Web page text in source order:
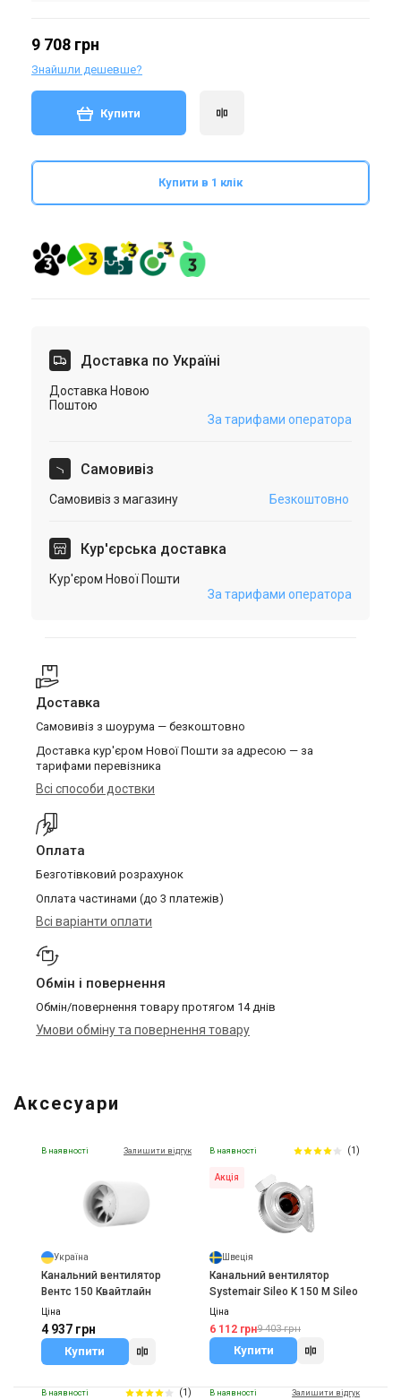
9 708 грн
Знайшли дешевше?
Купити
Купити в 1 клік
Доставка по Україні
Доставка Новою
Поштою
За тарифами оператора
Самовивіз
Самовивіз з магазину Безкоштовно
Кур'єрська доставка
Кур'єром Нової Пошти
За тарифами оператора
Доставка
Самовивіз з шоурума — безкоштовно
Доставка кур'єром Нової Пошти за адресою — за
тарифами перевізника
Всі способи доствки
Оплата
Безготівковий розрахунок
Оплата частинами (до 3 платежів)
Всі варіанти оплати
Обмін і повернення
Обмін/повернення товару протягом 14 днів
Умови обміну та повернення товару
Аксесуари
В наявності Залишити відгук
Україна
Канальний вентилятор
Вентс 150 Квайтлайн
Ціна
4 937 грн
Купити
В наявності (1)
Акція
Швеція
Канальний вентилятор
Systemair Sileo K 150 M Sileo
Ціна
6 112 грн9 403 грн
Купити
В наявності (1) В наявності Залишити відгук